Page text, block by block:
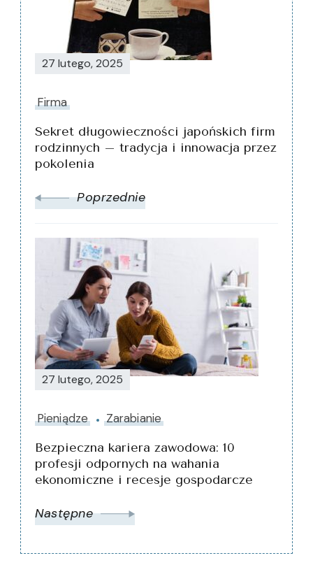
27 lutego, 2025
Firma
Sekret długowieczności japońskich firm
rodzinnych – tradycja i innowacja przez
pokolenia
Poprzednie
27 lutego, 2025
Pieniądze
Zarabianie
Bezpieczna kariera zawodowa: 10
profesji odpornych na wahania
ekonomiczne i recesje gospodarcze
Następne